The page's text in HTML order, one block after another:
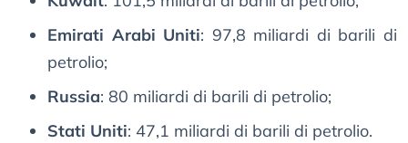
Emirati Arabi Uniti: 97,8 miliardi di barili di
petrolio;
Russia: 80 miliardi di barili di petrolio;
Stati Uniti: 47,1 miliardi di barili di petrolio.